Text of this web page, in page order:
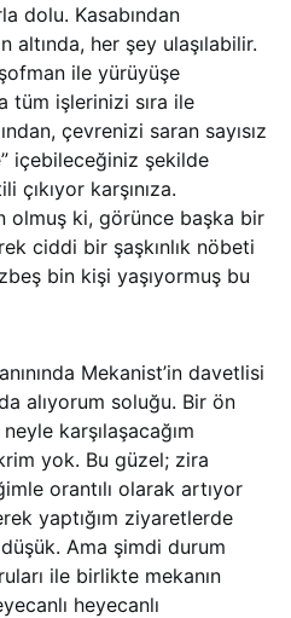
dolu. Kasabından
altında, her şey ulaşılabilir.
ile yürüyüşe
tüm işlerinizi sıra ile
çevrenizi saran sayısız
içebileceğiniz şekilde
çıkıyor karşınıza.
olmuş ki, görünce başka bir
ciddi bir şaşkınlık nöbeti
bin kişi yaşıyormuş bu
Mekanist’in davetlisi
alıyorum soluğu. Bir ön
karşılaşacağım
yok. Bu güzel; zira
orantılı olarak artıyor
yaptığım ziyaretlerde
Ama şimdi durum
ile birlikte mekanın
heyecanlı